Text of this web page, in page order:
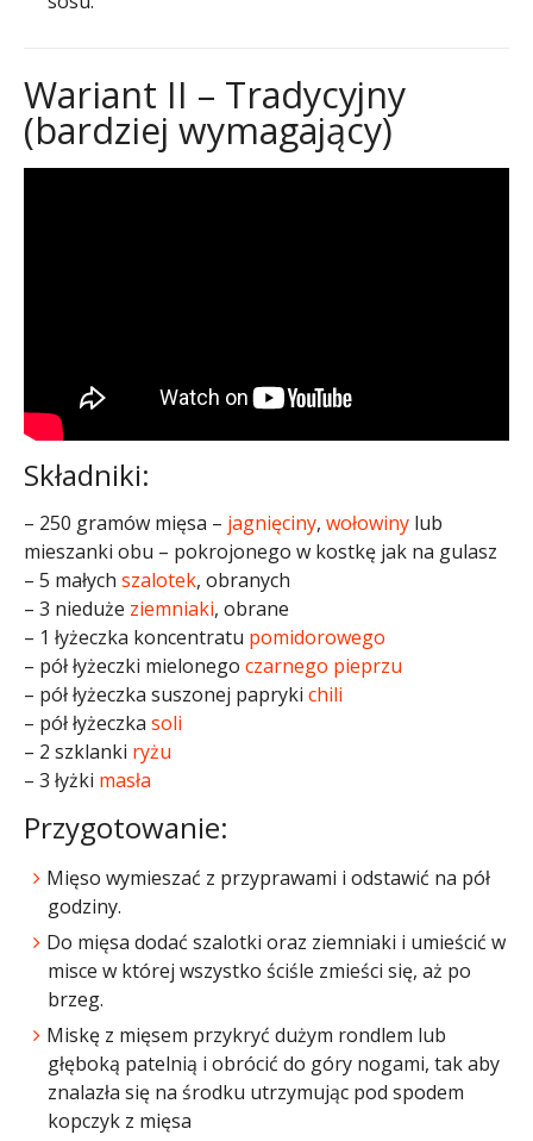
Wariant II – Tradycyjny
(bardziej wymagający)
Składniki:
– 250 gramów mięsa – jagnięciny, wołowiny lub
mieszanki obu – pokrojonego w kostkę jak na gulasz
– 5 małych szalotek, obranych
– 3 nieduże ziemniaki, obrane
– 1 łyżeczka koncentratu pomidorowego
– pół łyżeczki mielonego czarnego pieprzu
– pół łyżeczka suszonej papryki chili
– pół łyżeczka soli
– 2 szklanki ryżu
– 3 łyżki masła
Przygotowanie:
Mięso wymieszać z przyprawami i odstawić na pół
godziny.
Do mięsa dodać szalotki oraz ziemniaki i umieścić w
misce w której wszystko ściśle zmieści się, aż po
brzeg.
Miskę z mięsem przykryć dużym rondlem lub
głęboką patelnią i obrócić do góry nogami, tak aby
znalazła się na środku utrzymując pod spodem
kopczyk z mięsa